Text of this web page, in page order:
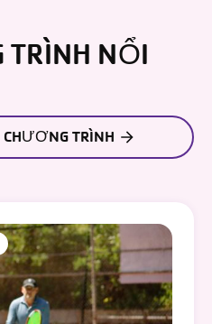
TRÌNH NỔI
CHƯƠNG TRÌNH